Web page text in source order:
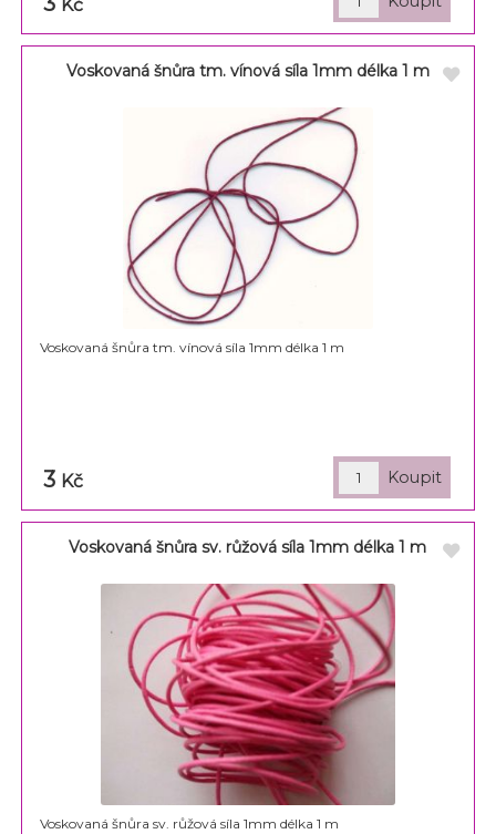
Kč
Voskovaná šnůra tm. vínová síla 1mm délka 1 m
Voskovaná šnůra tm. vínová síla 1mm délka 1 m
3 Kč
Voskovaná šnůra sv. růžová síla 1mm délka 1 m
Voskovaná šnůra sv. růžová síla 1mm délka 1 m